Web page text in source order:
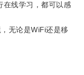
线学习，都可以感
无论是WiFi还是移